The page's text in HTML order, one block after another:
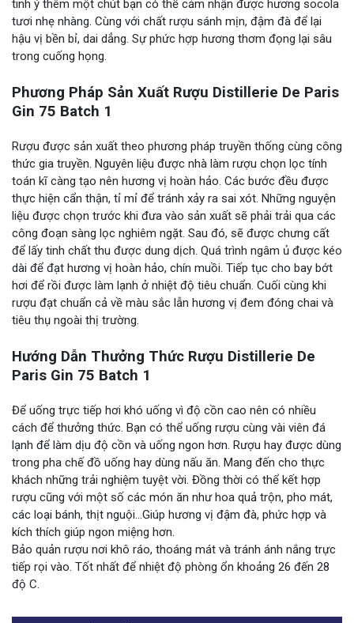
tinh ý thêm một chút bạn có thể cảm nhận được hương socola
tươi nhẹ nhàng. Cùng với chất rượu sánh mịn, đậm đà để lại
hậu vị bền bỉ, dai dẳng. Sự phức hợp hương thơm đọng lại sâu
trong cuống họng.
Phương Pháp Sản Xuất Rượu Distillerie De Paris
Gin 75 Batch 1
Rượu được sản xuất theo phương pháp truyền thống cùng công
thức gia truyền. Nguyên liệu được nhà làm rượu chọn lọc tính
toán kĩ càng tạo nên hương vị hoàn hảo. Các bước đều được
thực hiện cẩn thận, tỉ mỉ để tránh xảy ra sai xót. Những nguyện
liệu được chọn trước khi đưa vào sản xuất sẽ phải trải qua các
công đoạn sàng lọc nghiêm ngặt. Sau đó, sẽ được chưng cất
để lấy tinh chất thu được dung dịch. Quá trình ngâm ủ được kéo
dài để đạt hương vị hoàn hảo, chín muồi. Tiếp tục cho bay bớt
hơi để rồi được làm lạnh ở nhiệt độ tiêu chuẩn. Cuối cùng khi
rượu đạt chuẩn cả về màu sắc lẫn hương vị đem đóng chai và
tiêu thụ ngoài thị trường.
Hướng Dẫn Thưởng Thức Rượu Distillerie De
Paris Gin 75 Batch 1
Để uống trực tiếp hơi khó uống vì độ cồn cao nên có nhiều
cách để thưởng thức. Bạn có thể uống rượu cùng vài viên đá
lạnh để làm dịu độ cồn và uống ngon hơn. Rượu hay được dùng
trong pha chế đồ uống hay dùng nấu ăn. Mang đến cho thực
khách những trải nghiệm tuyệt vời. Đồng thời có thể kết hợp
rượu cũng với một số các món ăn như hoa quả trộn, pho mát,
các loại bánh, thịt nguội…Giúp hương vị đậm đà, phức hợp và
kích thích giúp ngon miệng hơn.
Bảo quản rượu nơi khô ráo, thoáng mát và tránh ánh nắng trực
tiếp rọi vào. Tốt nhất để nhiệt độ phòng ổn khoảng 26 đến 28
độ C.